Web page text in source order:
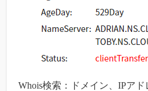
Whois検索：ドメイン、IPア